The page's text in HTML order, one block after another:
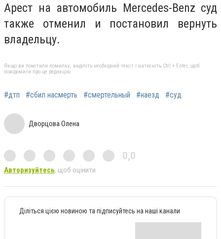
Арест на автомобиль Mercedes-Benz суд
также отменил и постановил вернуть
владельцу.
Якщо ви помітили помилку, виділіть необхідний текст і натисніть Ctrl + Enter, щоб
повідомити про це редакцію
#дтп #сбил насмерть #смертельный #наезд #суд
Дворцова Олена
0,0
Авторизуйтесь, щоб оцінити
Діліться цією новиною та підписуйтесь на наші канали